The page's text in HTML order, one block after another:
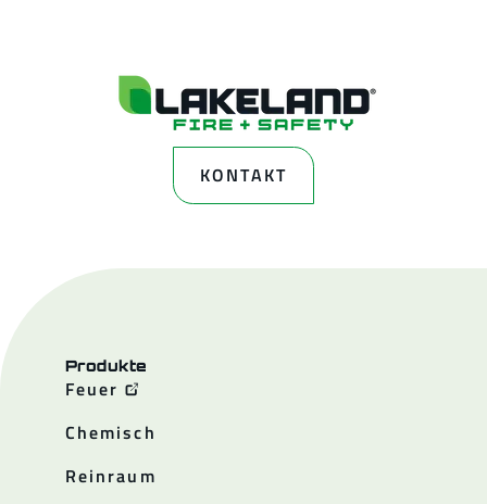
KONTAKT
Produkte
Feuer
Chemisch
Reinraum